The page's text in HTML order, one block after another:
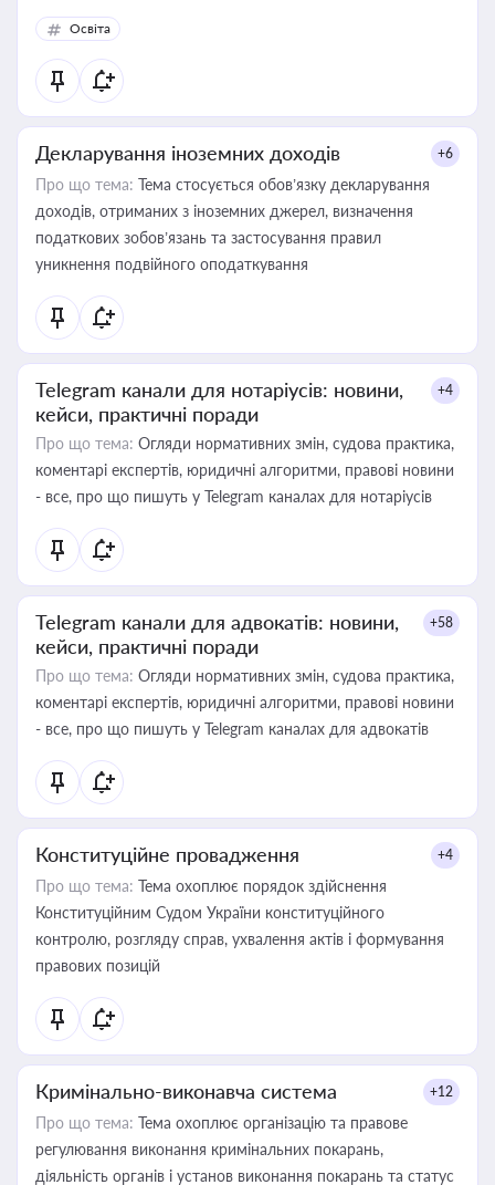
Освіта
Декларування іноземних доходів +6
Про що тема: Тема стосується обов’язку декларування
доходів, отриманих з іноземних джерел, визначення
податкових зобов’язань та застосування правил
уникнення подвійного оподаткування
Telegram канали для нотаріусів: новини,
кейси, практичні поради
+4
Про що тема: Огляди нормативних змін, судова практика,
коментарі експертів, юридичні алгоритми, правові новини
- все, про що пишуть у Telegram каналах для нотаріусів
Telegram канали для адвокатів: новини,
кейси, практичні поради
+58
Про що тема: Огляди нормативних змін, судова практика,
коментарі експертів, юридичні алгоритми, правові новини
- все, про що пишуть у Telegram каналах для адвокатів
Конституційне провадження +4
Про що тема: Тема охоплює порядок здійснення
Конституційним Судом України конституційного
контролю, розгляду справ, ухвалення актів і формування
правових позицій
Кримінально-виконавча система +12
Про що тема: Тема охоплює організацію та правове
регулювання виконання кримінальних покарань,
діяльність органів і установ виконання покарань та статус